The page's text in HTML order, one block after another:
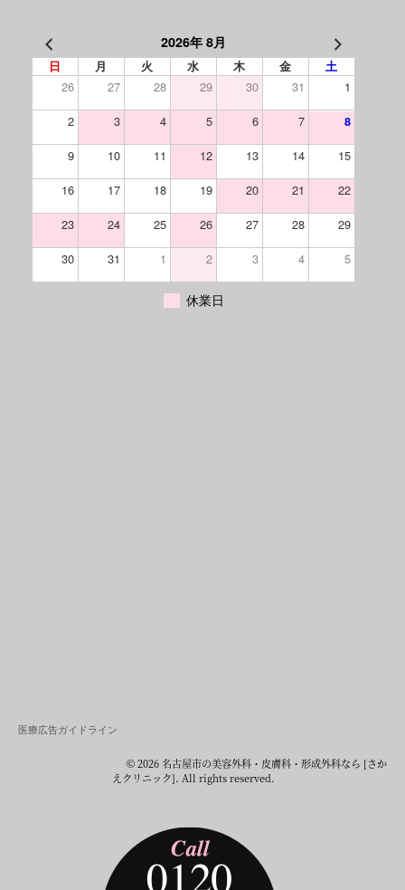
2026年 8月
日 月 火 水 木 金 土
26 27 28 29 30 31
1
2
3 4 5 6 7 8
9 10 11 12 13 14
15
16
17 18 19 20 21
22
23
24 25 26 27 28
29
30
31 1 2 3 4 5
休業日
医療広告ガイドライン
© 2026 名古屋市の美容外科・皮膚科・形成外科なら [さか
えクリニック]. All rights reserved.